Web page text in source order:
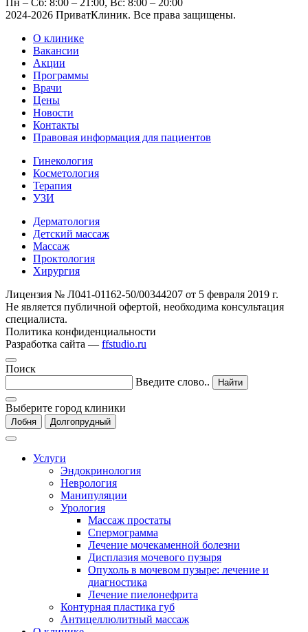
Пн – Сб: 8:00 – 21:00, Вс: 8:00 – 20:00
2024-2026 ПриватКлиник. Все права защищены.
О клинике
Вакансии
Акции
Программы
Врачи
Цены
Новости
Контакты
Правовая информация для пациентов
Гинекология
Косметология
Терапия
УЗИ
Дерматология
Детский массаж
Массаж
Проктология
Хирургия
Лицензия № Л041-01162-50/00344207 от 5 февраля 2019 г.
Не является публичной офертой, необходима консультация
специалиста.
Политика конфиденциальности
Разработка сайта — ffstudio.ru
Поиск
Введите слово..
Найти
Выберите город клиники
Лобня Долгопрудный
Услуги
Эндокринология
Неврология
Манипуляции
Урология
Массаж простаты
Спермограмма
Лечение мочекаменной болезни
Дисплазия мочевого пузыря
Опухоль в мочевом пузыре: лечение и
диагностика
Лечение пиелонефрита
Контурная пластика губ
Антицеллюлитный массаж